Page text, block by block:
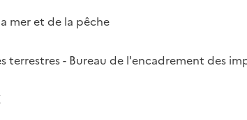
mer et de la pêche
- Bureau de l'encadrement des